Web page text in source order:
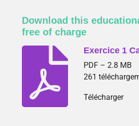
Download this
free of charge
Exercice 1
PDF – 2.8 MB
261
Télécharger